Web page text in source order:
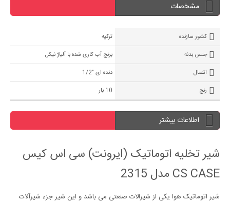
مشخصات
کشور سازنده
ترکیه
جنس بدنه
برنج آب کاری شده با آلیاژ نیکل
اتصال
دنده ای "1/2
رنج
10 بار
اطلاعات بیشتر
شیر تخلیه اتوماتیک (ایرونت) سی اس کیس
CS CASE مدل 2315
شیر اتوماتیک هوا یکی از شیرالات صنعتی می باشد و این شیر جزء شیرآلات